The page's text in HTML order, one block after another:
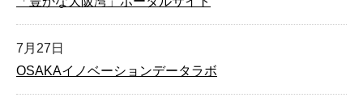
7月27日
OSAKAイノベーションデータラボ